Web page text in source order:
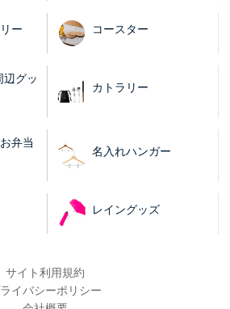
ー コースター
辺グッ
カトラリー
弁当
名入れハンガー
レイングッズ
サイト利用規約
イバシーポリシー